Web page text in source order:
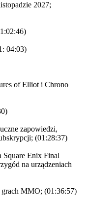
2027;
04:03)
of Elliot i Chrono
zapowiedzi,
(01:28:37)
Square Enix Final
na urządzeniach
MMO; (01:36:57)